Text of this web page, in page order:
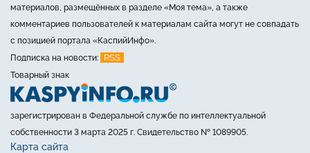
материалов, размещённых в разделе «Моя тема», а также
комментариев пользователей к материалам сайта могут не совпадать
с позицией портала «КаспийИнфо».
Подписка на новости:
RSS
Товарный знак
зарегистрирован в Федеральной службе по интеллектуальной
собственности 3 марта 2025 г. Свидетельство № 1089905.
Карта сайта